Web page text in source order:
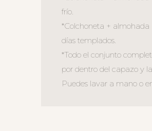
frío.
*Colchoneta + almohada
días templados.
*Todo el conjunto
por dentro del capazo y
Puedes lavar a mano o